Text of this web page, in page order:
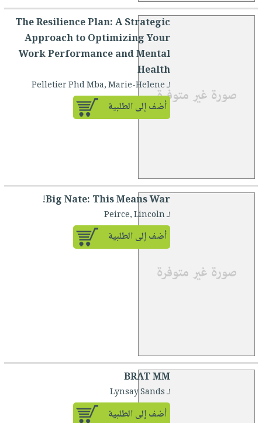
The Resilience Plan: A Strategic
Approach to Optimizing Your
Work Performance and Mental
Health
لـ Pelletier Phd Mba, Marie-Helene
أضف إلى الطلبية
Big Nate: This Means War!
لـ Peirce, Lincoln
أضف إلى الطلبية
BRAT MM
لـ Lynsay Sands
أضف إلى الطلبية